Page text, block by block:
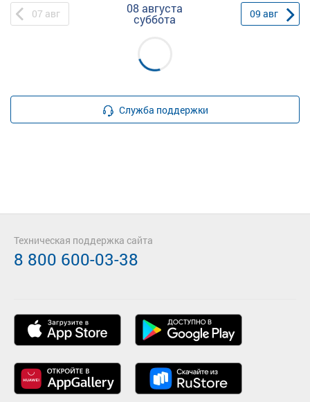
07 авг 08 августа
суббота 09 авг
Служба поддержки
Техническая поддержка сайта
8 800 600-03-38